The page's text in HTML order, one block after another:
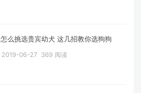
怎么挑选贵宾幼犬 这几招教你选狗狗
2019-06-27 369 阅读